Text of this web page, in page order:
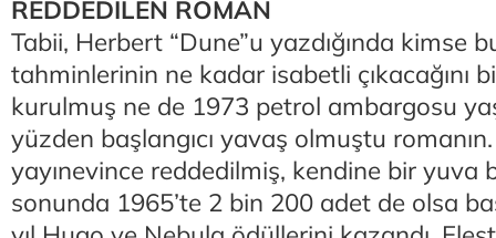
REDDEDİLEN ROMAN
Tabii, Herbert “Dune”u yazdığında kimse
tahminlerinin ne kadar isabetli çıkacağını
kurulmuş ne de 1973 petrol ambargosu
yüzden başlangıcı yavaş olmuştu romanın.
yayınevince reddedilmiş, kendine bir yuva
sonunda 1965’te 2 bin 200 adet de olsa